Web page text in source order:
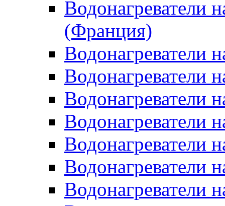
Водонагреватели
(Франция)
Водонагреватели
Водонагреватели
Водонагреватели
Водонагреватели
Водонагреватели
Водонагреватели
Водонагреватели